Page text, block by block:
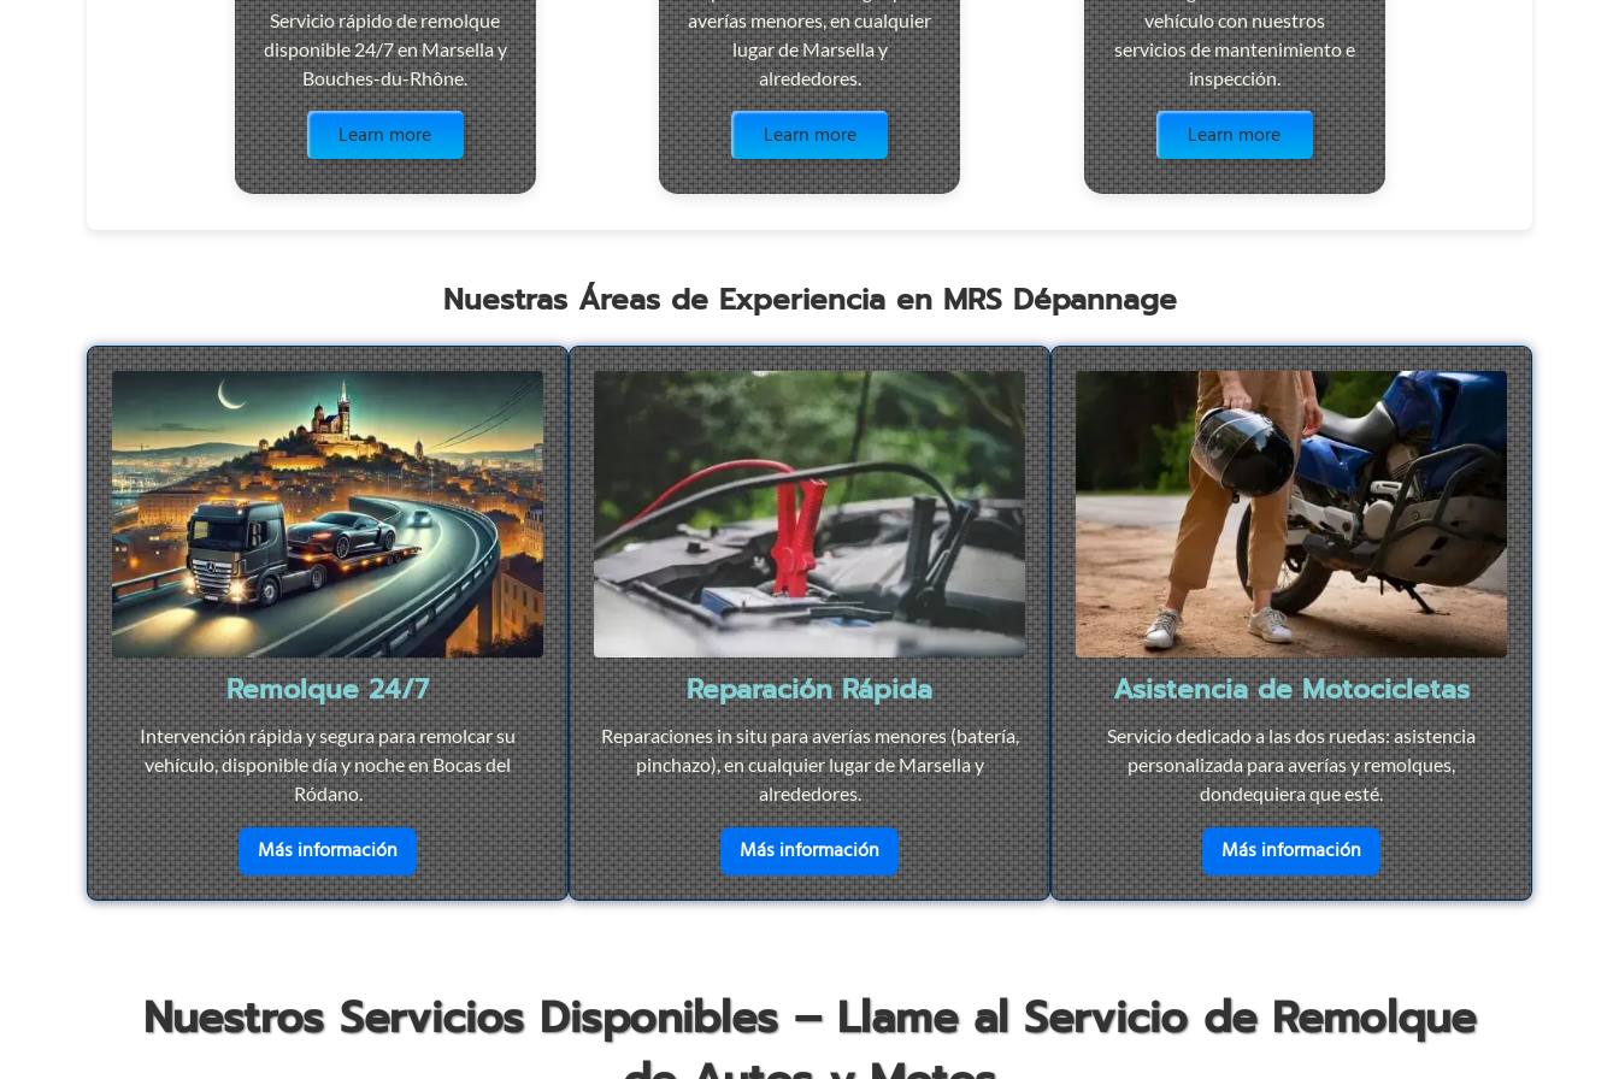
Servicio rápido de remolque
disponible 24/7 en Marsella y
Bouches-du-Rhône.
Learn more
averías menores, en cualquier
lugar de Marsella y
alrededores.
Learn more
vehículo con nuestros
servicios de mantenimiento e
inspección.
Learn more
Nuestras Áreas de Experiencia en MRS Dépannage
Remolque 24/7
Intervención rápida y segura para remolcar su
vehículo, disponible día y noche en Bocas del
Ródano.
Más informaciónen savoir plus surRemolque 24/7
Reparación Rápida
Reparaciones in situ para averías menores (batería,
pinchazo), en cualquier lugar de Marsella y
alrededores.
Más informaciónen savoir plus surReparación Rápida
Asistencia de Motocicletas
Servicio dedicado a las dos ruedas: asistencia
personalizada para averías y remolques,
dondequiera que esté.
Más informaciónen savoir plus surAsistencia
Nuestros Servicios Disponibles – Llame al Servicio de Remolque